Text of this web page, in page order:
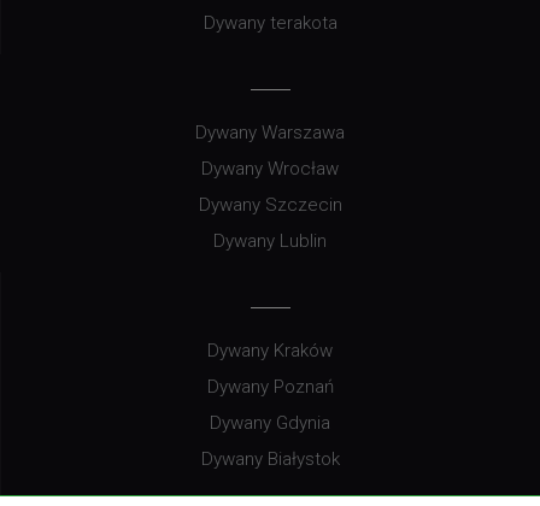
Dywany terakota
Dywany Warszawa
Dywany Wrocław
Dywany Szczecin
Dywany Lublin
Dywany Kraków
Dywany Poznań
Dywany Gdynia
Dywany Białystok